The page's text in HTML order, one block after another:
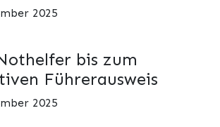
2025
bis zum
Führerausweis
2025